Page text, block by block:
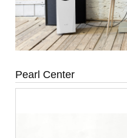
Pearl Center